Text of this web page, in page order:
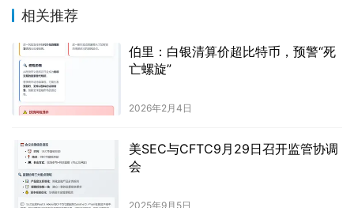
相关推荐
伯里：白银清算价超比特币，预警“死
亡螺旋”
2026年2月4日
美SEC与CFTC9月29日召开监管协调
会
2025年9月5日